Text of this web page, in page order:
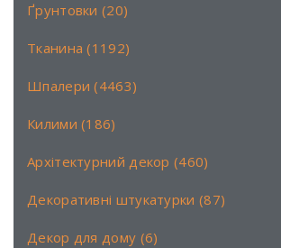
Ґрунтовки (20)
Тканина (1192)
Шпалери (4463)
Килими (186)
Архітектурний декор (460)
Декоративні штукатурки (87)
Декор для дому (6)